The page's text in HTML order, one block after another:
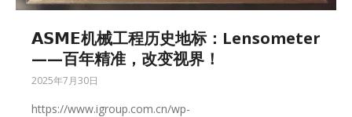
𝗔𝗦𝗠𝗘机械工程历史地标：Lensometer
——百年精准，改变视界！
2025年7月30日
https://www.igroup.com.cn/wp-